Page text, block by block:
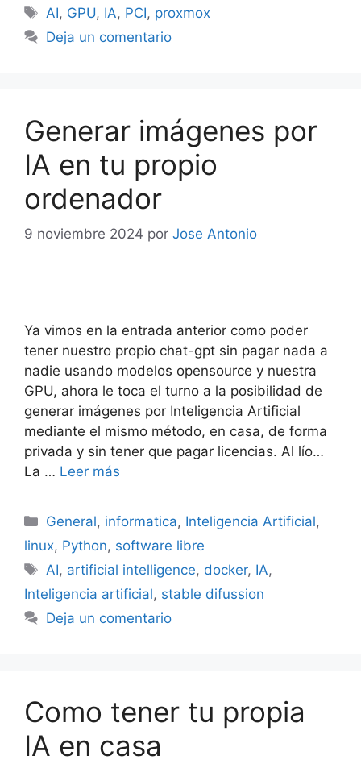
Etiquetas
AI, GPU, IA, PCI, proxmox
Deja un comentario
Generar imágenes por
IA en tu propio
ordenador
9 noviembre 2024 por Jose Antonio
Ya vimos en la entrada anterior como poder
tener nuestro propio chat-gpt sin pagar nada a
nadie usando modelos opensource y nuestra
GPU, ahora le toca el turno a la posibilidad de
generar imágenes por Inteligencia Artificial
mediante el mismo método, en casa, de forma
privada y sin tener que pagar licencias. Al lío…
La … Leer más
Categorías
General, informatica, Inteligencia Artificial,
linux, Python, software libre
Etiquetas
AI, artificial intelligence, docker, IA,
Inteligencia artificial, stable difussion
Deja un comentario
Como tener tu propia
IA en casa